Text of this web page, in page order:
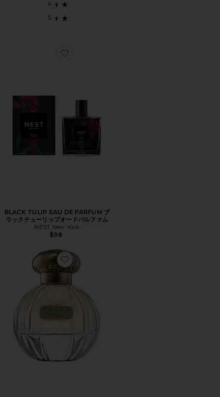
Favorite BLACK TULIP EAU DE PARFUM ブラックチュ
BLACK TULIP EAU DE PARFUM ブ
ラックチューリップオードパルファム
NEST New York
$98
Favorite FLORENCE オードパルファム